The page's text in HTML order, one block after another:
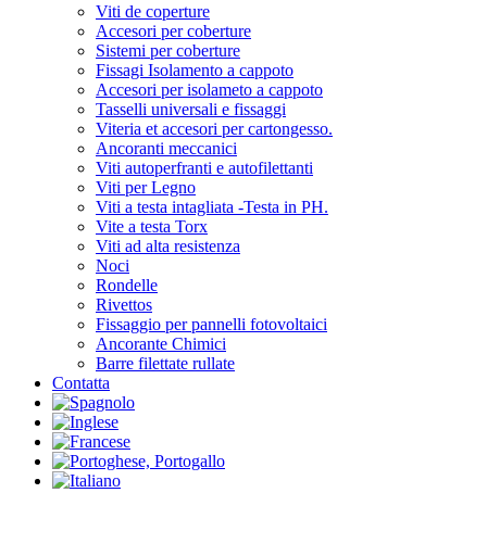
Viti de coperture
Accesori per coberture
Sistemi per coberture
Fissagi Isolamento a cappoto
Accesori per isolameto a cappoto
Tasselli universali e fissaggi
Viteria et accesori per cartongesso.
Ancoranti meccanici
Viti autoperfranti e autofilettanti
Viti per Legno
Viti a testa intagliata -Testa in PH.
Vite a testa Torx
Viti ad alta resistenza
Noci
Rondelle
Rivettos
Fissaggio per pannelli fotovoltaici
Ancorante Chimici
Barre filettate rullate
Contatta